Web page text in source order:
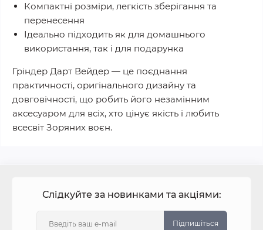
Компактні розміри, легкість зберігання та
перенесення
Ідеально підходить як для домашнього
використання, так і для подарунка
Гріндер Дарт Вейдер — це поєднання
практичності, оригінального дизайну та
довговічності, що робить його незамінним
аксесуаром для всіх, хто цінує якість і любить
всесвіт Зоряних воєн.
Слідкуйте за новинками та акціями:
Підпишіться